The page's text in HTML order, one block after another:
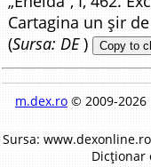
Cartagina un șir
(Sursa: DE) Copy to
m.dex.ro© 2009-2026
Sursa:
Dicționar